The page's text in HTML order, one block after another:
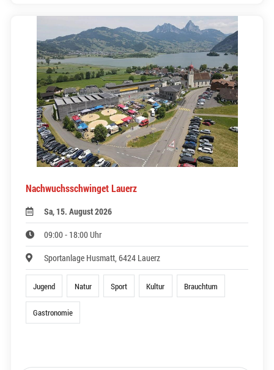
Nachwuchsschwinget Lauerz
Sa, 15. August 2026
09:00 - 18:00 Uhr
Sportanlage Husmatt, 6424 Lauerz
Jugend Natur Sport Kultur Brauchtum
Gastronomie